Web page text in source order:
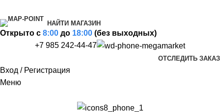
НАЙТИ МАГАЗИН
Открыто c 8:00 до 18:00 (без выходных)
+7 985 242-44-47
ОТСЛЕДИТЬ ЗАКАЗ
Вход / Регистрация
Меню